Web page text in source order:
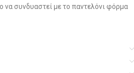
να συνδυαστεί με το παντελόνι φόρμα